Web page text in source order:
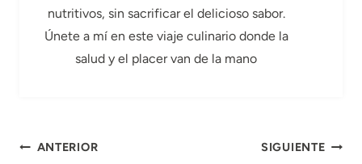
nutritivos, sin sacrificar el delicioso sabor.
Únete a mí en este viaje culinario donde la
salud y el placer van de la mano
Navegación
ANTERIOR SIGUIENTE